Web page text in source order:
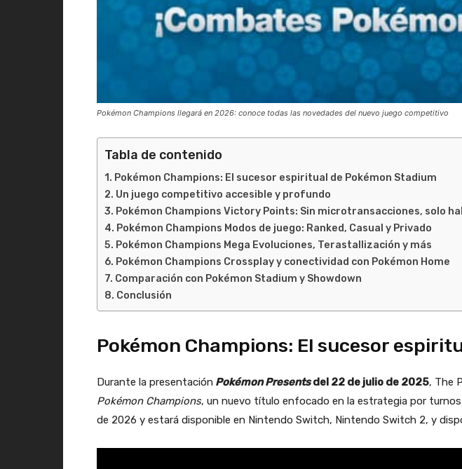
Pokémon Champions llegará en 2026: conoce todas las novedades del nuevo juego competitivo
Tabla de contenido
Pokémon Champions: El sucesor espiritual de Pokémon Stadium
Un juego competitivo accesible y profundo
Pokémon Champions Victory Points: Sin microtransacciones, solo
Pokémon Champions Modos de juego: Ranked, Casual y Privado
Pokémon Champions Mega Evoluciones, Terastallización y más
Pokémon Champions Crossplay y conectividad con Pokémon Home
Comparación con Pokémon Stadium y Showdown
Conclusión
Pokémon Champions: El sucesor
Durante la presentación Pokémon Presentsdel 22 de julio de 2025, The
Pokémon Champions, un nuevo título enfocado en la estrategia por
de 2026 y estará disponible en Nintendo Switch, Nintendo Switch 2, y